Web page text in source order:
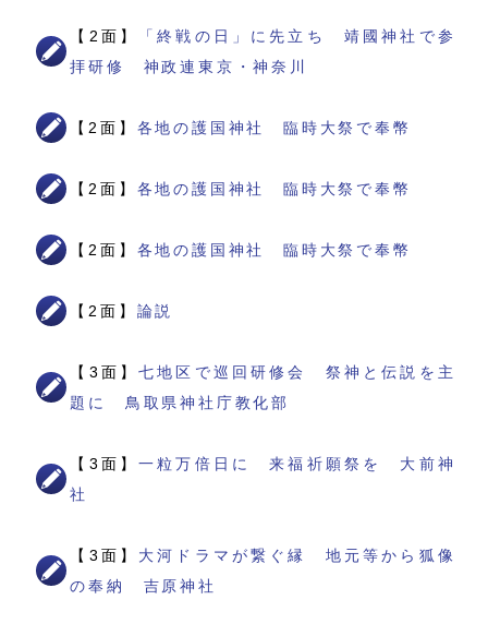
【2面】
「終戦の日」に先立ち 靖國神社で参
拝研修 神政連東京・神奈川
【2面】 各地の護国神社 臨時大祭で奉幣
【2面】 各地の護国神社 臨時大祭で奉幣
【2面】 各地の護国神社 臨時大祭で奉幣
【2面】 論説
【3面】七地区で巡回研修会 祭神と伝説を主
題に 鳥取県神社庁教化部
【3面】一粒万倍日に 来福祈願祭を 大前神
社
【3面】 大河ドラマが繋ぐ縁 地元等から狐像
の奉納 吉原神社